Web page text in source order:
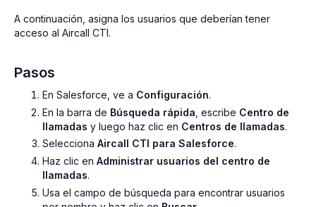
A continuación, asigna los usuarios que deberían tener
acceso al Aircall CTI.
Pasos
En Salesforce, ve a Configuración.
En la barra de Búsqueda rápida , escribe Centro de
llamadas y luego haz clic en Centros de llamadas.
Selecciona Aircall CTI para Salesforce.
Haz clic en Administrar usuarios del centro de
llamadas.
Usa el campo de búsqueda para encontrar usuarios